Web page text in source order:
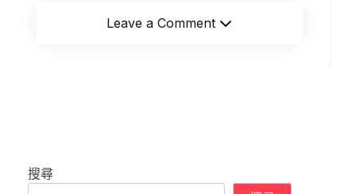
Leave a Comment
搜尋